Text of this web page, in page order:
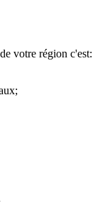
votre région c'est: